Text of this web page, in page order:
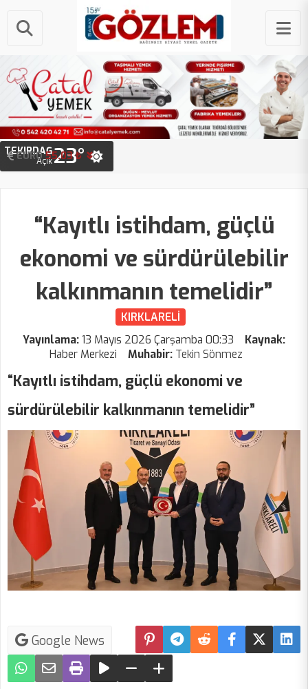
EURO 55.03 ₺
STERLIN 64.26 ₺
TEKIRDAĞ
Açık23°
“Kayıtlı istihdam, güçlü
ekonomi ve sürdürülebilir
kalkınmanın temelidir”
KIRKLARELİ
Yayınlama:13 Mayıs 2026 Çarşamba 00:33
Kaynak:
Haber Merkezi
Muhabir: Tekin Sönmez
“Kayıtlı istihdam, güçlü ekonomi ve
sürdürülebilir kalkınmanın temelidir”
Google News